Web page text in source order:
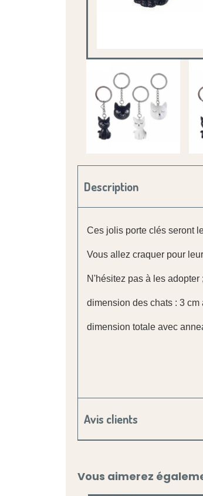
Description
Ces jolis porte clés seront
Vous allez craquer pour
N'hésitez pas à les adopter
dimension des chats : 3 cm
dimension totale avec
Avis clients
Vous aimerez